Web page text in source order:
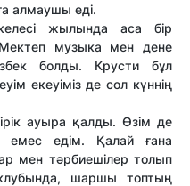
алмаушы еді.
жылында аса бір
музыка мен дене
болды. Крусти бұл
екеуіміз де сол күннің
ауыра қалды. Өзім де
едім. Қалай ғана
мен тәрбиешілер толып
шаршы топтың